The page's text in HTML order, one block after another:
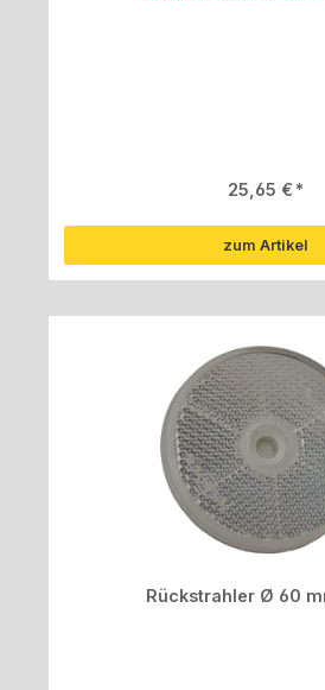
Regulärer
25,65 €
zum Artikel
Rückstrahler Ø 60